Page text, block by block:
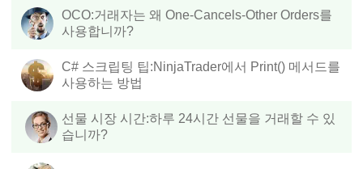
OCO:거래자는 왜 One-Cancels-Other Orders를
사용합니까?
C# 스크립팅 팁:NinjaTrader에서 Print() 메서드를
사용하는 방법
선물 시장 시간:하루 24시간 선물을 거래할 수 있
습니까?